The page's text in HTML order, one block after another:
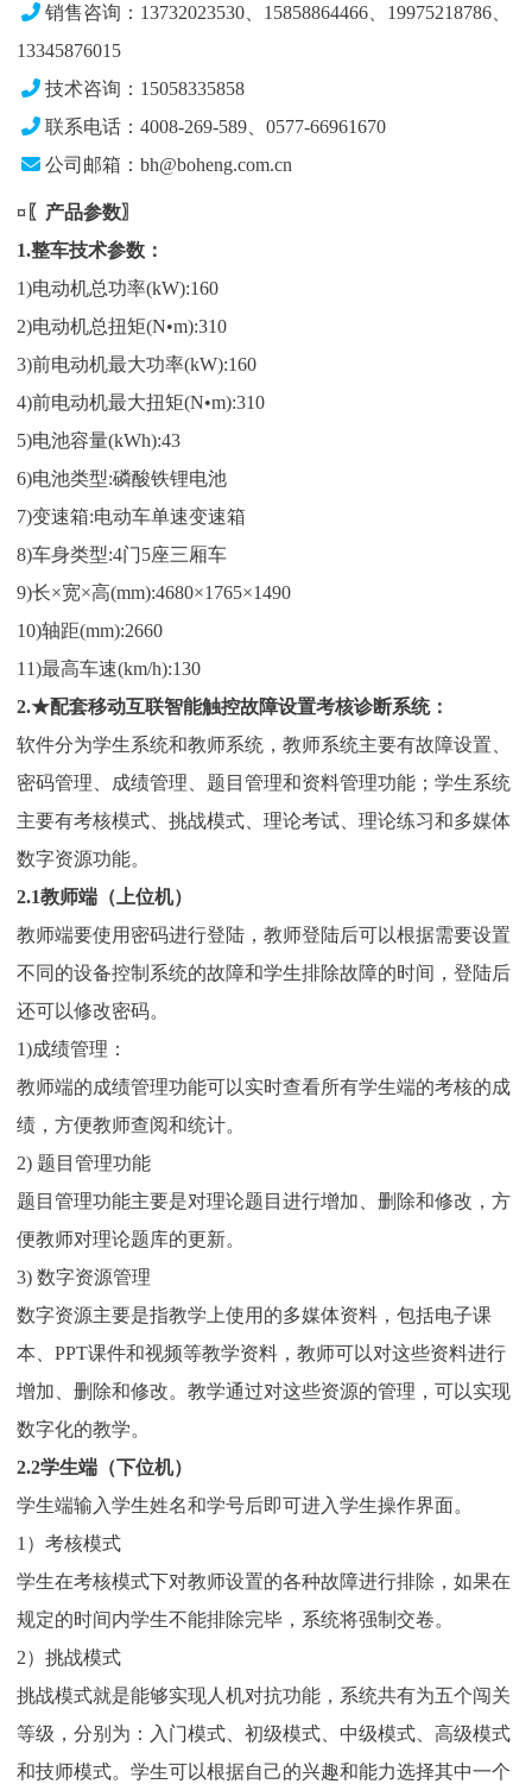
销售咨询：13732023530、15858864466、19975218786、
13345876015
技术咨询：15058335858
联系电话：4008-269-589、0577-66961670
公司邮箱：bh@boheng.com.cn
¤〖产品参数〗
1.整车技术参数：
1)电动机总功率(kW):160
2)电动机总扭矩(N•m):310
3)前电动机最大功率(kW):160
4)前电动机最大扭矩(N•m):310
5)电池容量(kWh):43
6)电池类型:磷酸铁锂电池
7)变速箱:电动车单速变速箱
8)车身类型:4门5座三厢车
9)长×宽×高(mm):4680×1765×1490
10)轴距(mm):2660
11)最高车速(km/h):130
2.★配套移动互联智能触控故障设置考核诊断系统：
软件分为学生系统和教师系统，教师系统主要有故障设置、
密码管理、成绩管理、题目管理和资料管理功能；学生系统
主要有考核模式、挑战模式、理论考试、理论练习和多媒体
数字资源功能。
2.1教师端（上位机）
教师端要使用密码进行登陆，教师登陆后可以根据需要设置
不同的设备控制系统的故障和学生排除故障的时间，登陆后
还可以修改密码。
1)成绩管理：
教师端的成绩管理功能可以实时查看所有学生端的考核的成
绩，方便教师查阅和统计。
2) 题目管理功能
题目管理功能主要是对理论题目进行增加、删除和修改，方
便教师对理论题库的更新。
3) 数字资源管理
数字资源主要是指教学上使用的多媒体资料，包括电子课
本、PPT课件和视频等教学资料，教师可以对这些资料进行
增加、删除和修改。教学通过对这些资源的管理，可以实现
数字化的教学。
2.2学生端（下位机）
学生端输入学生姓名和学号后即可进入学生操作界面。
1）考核模式
学生在考核模式下对教师设置的各种故障进行排除，如果在
规定的时间内学生不能排除完毕，系统将强制交卷。
2）挑战模式
挑战模式就是能够实现人机对抗功能，系统共有为五个闯关
等级，分别为：入门模式、初级模式、中级模式、高级模式
和技师模式。学生可以根据自己的兴趣和能力选择其中一个